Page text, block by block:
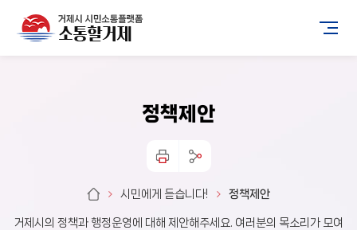
정책제안
시민에게 듣습니다! 정책제안
거제시의 정책과 행정운영에 대해 제안해주세요. 여러분의 목소리가 모여